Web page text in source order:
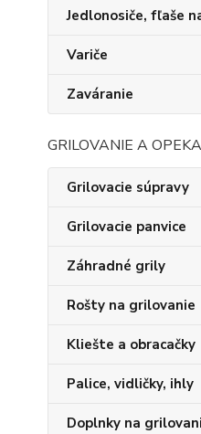
Jedlonosiče, fľaše
Variče
Zaváranie
GRILOVANIE A
Grilovacie súpravy
Grilovacie panvice
Záhradné grily
Rošty na grilovanie
Kliešte a obracačky
Palice, vidličky, ihly
Doplnky na